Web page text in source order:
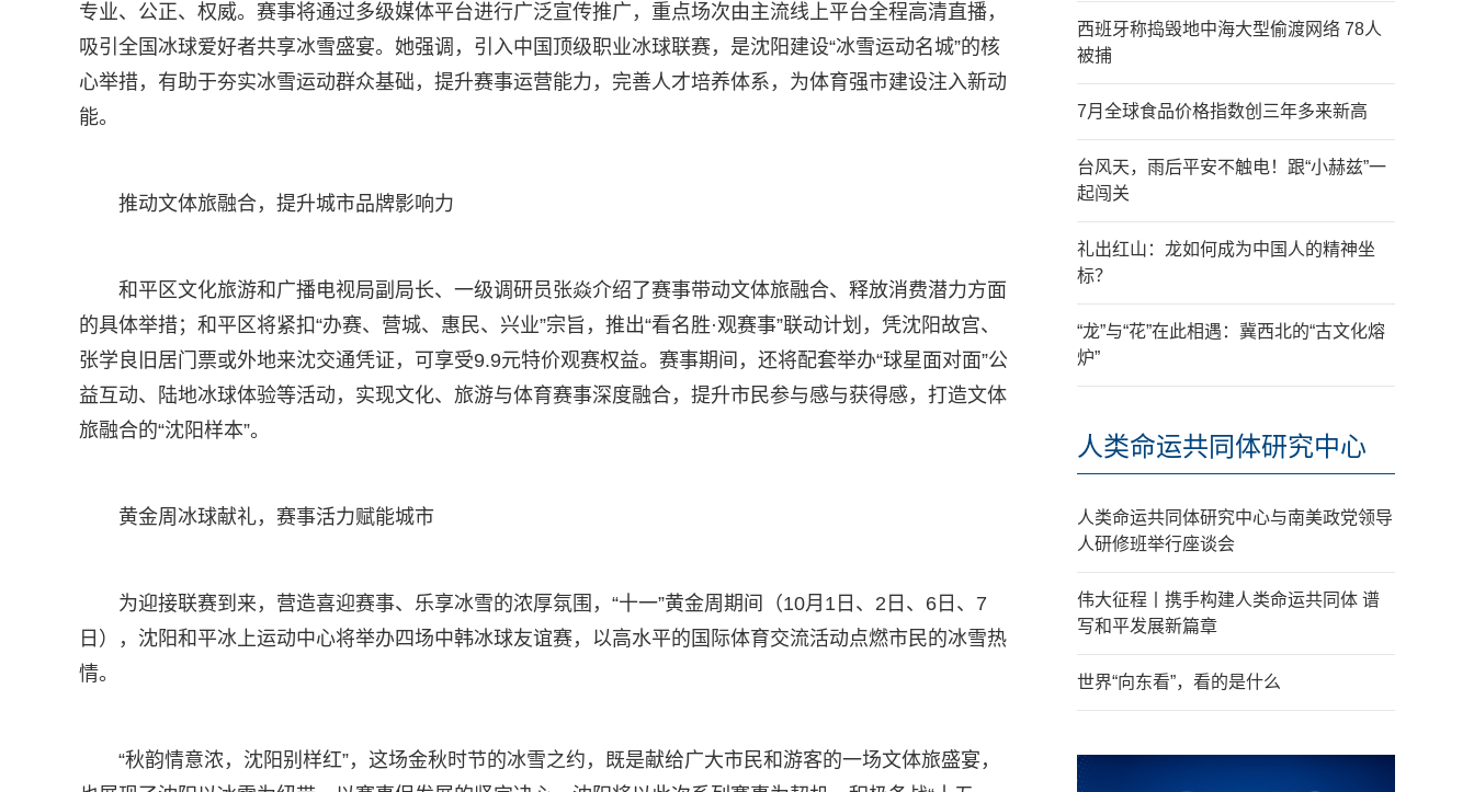
专业、公正、权威。赛事将通过多级媒体平台进行广泛宣传推广，重点场次由主流线上平台全程高清直播，
吸引全国冰球爱好者共享冰雪盛宴。她强调，引入中国顶级职业冰球联赛，是沈阳建设“冰雪运动名城”的核
心举措，有助于夯实冰雪运动群众基础，提升赛事运营能力，完善人才培养体系，为体育强市建设注入新动
能。
推动文体旅融合，提升城市品牌影响力
和平区文化旅游和广播电视局副局长、一级调研员张焱介绍了赛事带动文体旅融合、释放消费潜力方面
的具体举措；和平区将紧扣“办赛、营城、惠民、兴业”宗旨，推出“看名胜·观赛事”联动计划，凭沈阳故宫、
张学良旧居门票或外地来沈交通凭证，可享受9.9元特价观赛权益。赛事期间，还将配套举办“球星面对面”公
益互动、陆地冰球体验等活动，实现文化、旅游与体育赛事深度融合，提升市民参与感与获得感，打造文体
旅融合的“沈阳样本”。
黄金周冰球献礼，赛事活力赋能城市
为迎接联赛到来，营造喜迎赛事、乐享冰雪的浓厚氛围，“十一”黄金周期间（10月1日、2日、6日、7
日），沈阳和平冰上运动中心将举办四场中韩冰球友谊赛，以高水平的国际体育交流活动点燃市民的冰雪热
情。
“秋韵情意浓，沈阳别样红”，这场金秋时节的冰雪之约，既是献给广大市民和游客的一场文体旅盛宴，
西班牙称捣毁地中海大型偷渡网络 78人
被捕
7月全球食品价格指数创三年多来新高
台风天，雨后平安不触电！跟“小赫兹”一
起闯关
礼出红山：龙如何成为中国人的精神坐
标？
“龙”与“花”在此相遇：冀西北的“古文化熔
炉”
人类命运共同体研究中心
人类命运共同体研究中心与南美政党领导
人研修班举行座谈会
伟大征程丨携手构建人类命运共同体 谱
写和平发展新篇章
世界“向东看”，看的是什么